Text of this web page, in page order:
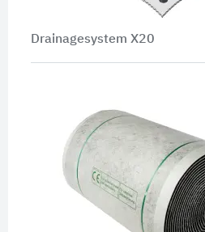
Drainagesystem X20